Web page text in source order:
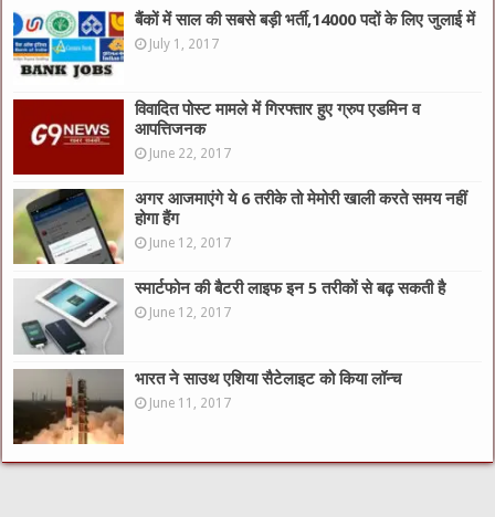
बैंकों में साल की सबसे बड़ी भर्ती,14000 पदों के लिए जुलाई में
July 1, 2017
विवादित पोस्ट मामले में गिरफ्तार हुए ग्रुप एडमिन व
आपत्तिजनक
June 22, 2017
अगर आजमाएंगे ये 6 तरीके तो मेमोरी खाली करते समय नहीं
होगा हैंग
June 12, 2017
स्मार्टफोन की बैटरी लाइफ इन 5 तरीकों से बढ़ सकती है
June 12, 2017
भारत ने साउथ एशिया सैटेलाइट को किया लॉन्च
June 11, 2017